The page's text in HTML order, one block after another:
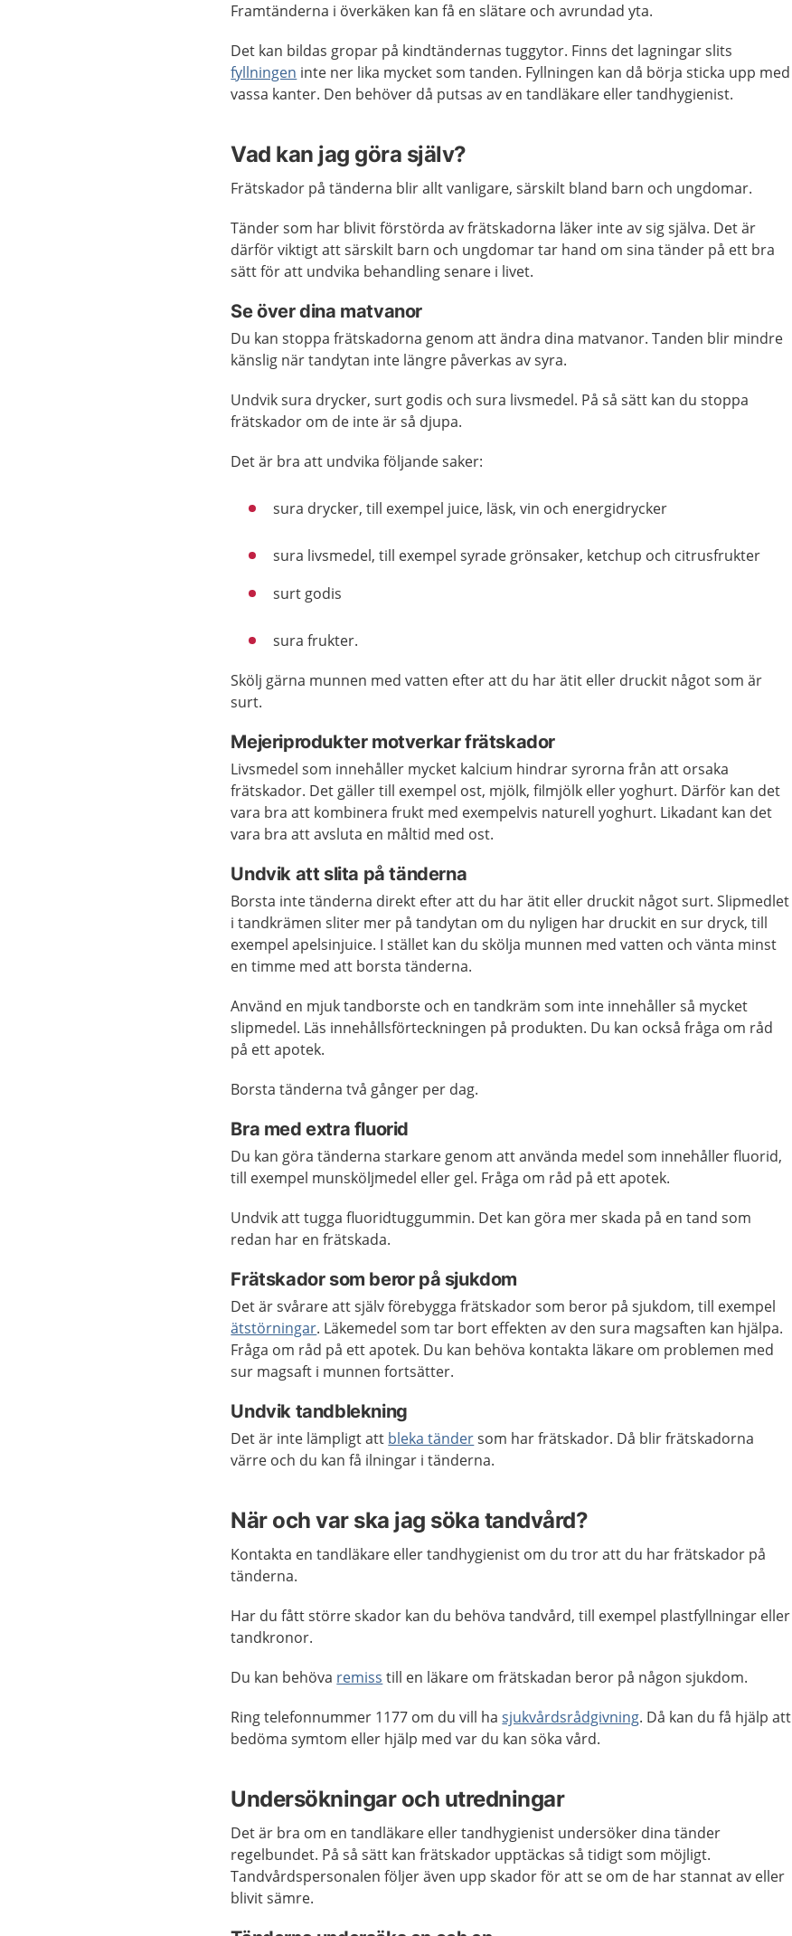
Framtänderna i överkäken kan få en slätare och avrundad yta.
Det kan bildas gropar på kindtändernas tuggytor. Finns det lagningar slits
fyllningen inte ner lika mycket som tanden. Fyllningen kan då börja sticka upp med
vassa kanter. Den behöver då putsas av en tandläkare eller tandhygienist.
Vad kan jag göra själv?
Frätskador på tänderna blir allt vanligare, särskilt bland barn och ungdomar.
Tänder som har blivit förstörda av frätskadorna läker inte av sig själva. Det är
därför viktigt att särskilt barn och ungdomar tar hand om sina tänder på ett bra
sätt för att undvika behandling senare i livet.
Se över dina matvanor
Du kan stoppa frätskadorna genom att ändra dina matvanor. Tanden blir mindre
känslig när tandytan inte längre påverkas av syra.
Undvik sura drycker, surt godis och sura livsmedel. På så sätt kan du stoppa
frätskador om de inte är så djupa.
Det är bra att undvika följande saker:
sura drycker, till exempel juice, läsk, vin och energidrycker
sura livsmedel, till exempel syrade grönsaker, ketchup och citrusfrukter
surt godis
sura frukter.
Skölj gärna munnen med vatten efter att du har ätit eller druckit något som är
surt.
Mejeriprodukter motverkar frätskador
Livsmedel som innehåller mycket kalcium hindrar syrorna från att orsaka
frätskador. Det gäller till exempel ost, mjölk, filmjölk eller yoghurt. Därför kan det
vara bra att kombinera frukt med exempelvis naturell yoghurt. Likadant kan det
vara bra att avsluta en måltid med ost.
Undvik att slita på tänderna
Borsta inte tänderna direkt efter att du har ätit eller druckit något surt. Slipmedlet
i tandkrämen sliter mer på tandytan om du nyligen har druckit en sur dryck, till
exempel apelsinjuice. I stället kan du skölja munnen med vatten och vänta minst
en timme med att borsta tänderna.
Använd en mjuk tandborste och en tandkräm som inte innehåller så mycket
slipmedel. Läs innehållsförteckningen på produkten. Du kan också fråga om råd
på ett apotek.
Borsta tänderna två gånger per dag.
Bra med extra fluorid
Du kan göra tänderna starkare genom att använda medel som innehåller fluorid,
till exempel munsköljmedel eller gel. Fråga om råd på ett apotek.
Undvik att tugga fluoridtuggummin. Det kan göra mer skada på en tand som
redan har en frätskada.
Frätskador som beror på sjukdom
Det är svårare att själv förebygga frätskador som beror på sjukdom, till exempel
ätstörningar. Läkemedel som tar bort effekten av den sura magsaften kan hjälpa.
Fråga om råd på ett apotek. Du kan behöva kontakta läkare om problemen med
sur magsaft i munnen fortsätter.
Undvik tandblekning
Det är inte lämpligt att bleka tändersom har frätskador. Då blir frätskadorna
värre och du kan få ilningar i tänderna.
När och var ska jag söka tandvård?
Kontakta en tandläkare eller tandhygienist om du tror att du har frätskador på
tänderna.
Har du fått större skador kan du behöva tandvård, till exempel plastfyllningar eller
tandkronor.
Du kan behöva remiss till en läkare om frätskadan beror på någon sjukdom.
Ring telefonnummer 1177 om du vill hasjukvårdsrådgivning. Då kan du få hjälp att
bedöma symtom eller hjälp med var du kan söka vård.
Undersökningar och utredningar
Det är bra om en tandläkare eller tandhygienist undersöker dina tänder
regelbundet. På så sätt kan frätskador upptäckas så tidigt som möjligt.
Tandvårdspersonalen följer även upp skador för att se om de har stannat av eller
blivit sämre.